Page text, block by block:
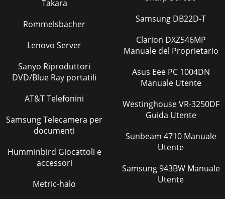
Takara
Rommelsbacher
Lenovo Server
Sanyo Riproduttori
DVD/Blue Ray portatili
AT&T Telefonini
Samsung Telecamera per
documenti
Humminbird Giocattoli e
accessori
Metric-halo
Samsung DB22D-T
Clarion DXZ546MP
Manuale del Proprietario
Asus Eee PC 1004DN
Manuale Utente
Westinghouse VR-3250DF
Guida Utente
Sunbeam 4710 Manuale
Utente
Samsung 943BW Manuale
Utente